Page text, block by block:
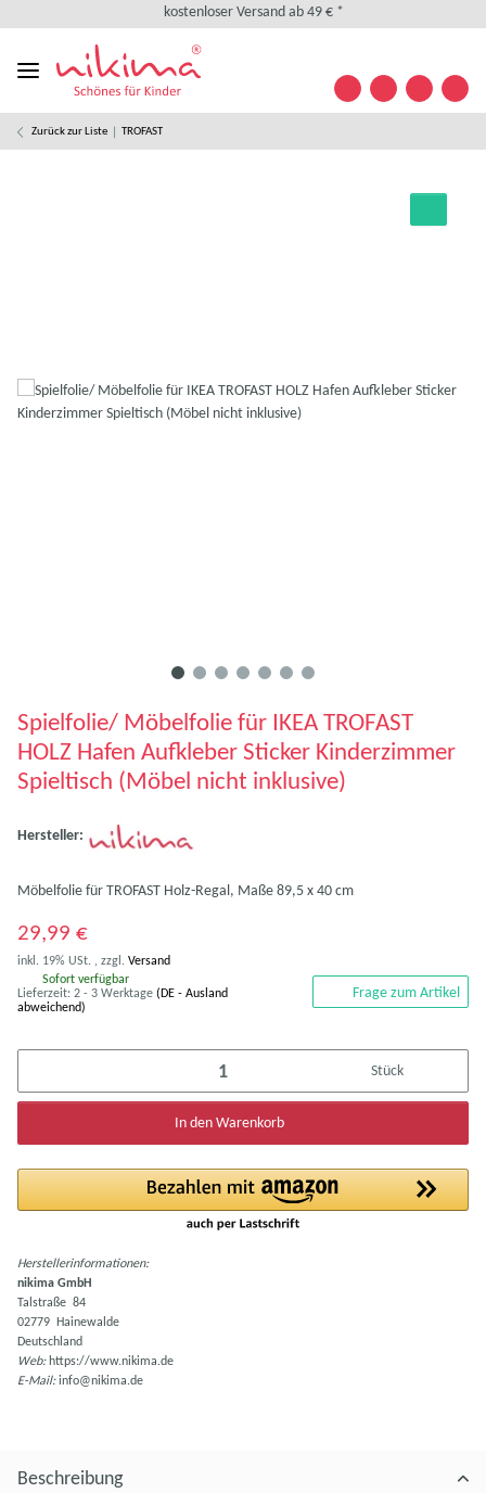
kostenloser Versand ab 49 € *
weltweiter Versand
+49 (0) 35841/ 63 32 09
Designed in Germany
Zurück zur Liste TROFAST
Spielfolie/ Möbelfolie für IKEA TROFAST
HOLZ Hafen Aufkleber Sticker Kinderzimmer
Spieltisch (Möbel nicht inklusive)
Hersteller:
Möbelfolie für TROFAST Holz-Regal, Maße 89,5 x 40 cm
29,99 €
inkl. 19% USt. , zzgl. Versand
Sofort verfügbar
Lieferzeit: 2 - 3 Werktage (DE - Ausland
abweichend)
Frage zum Artikel
Stück
In den Warenkorb
Herstellerinformationen:
nikima GmbH
Talstraße 84
02779 Hainewalde
Deutschland
Web:https://www.nikima.de
E-Mail:info@nikima.de
Beschreibung